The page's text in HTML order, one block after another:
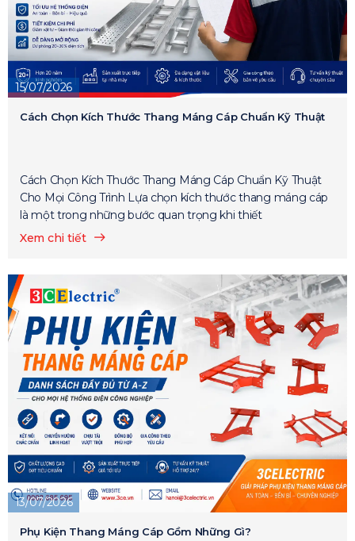
15/07/2026
Cách Chọn Kích Thước Thang Máng Cáp Chuẩn Kỹ Thuật
Cách Chọn Kích Thước Thang Máng Cáp Chuẩn Kỹ Thuật
Cho Mọi Công Trình Lựa chọn kích thước thang máng cáp
là một trong những bước quan trọng khi thiết
Xem chi tiết
13/07/2026
Phụ Kiện Thang Máng Cáp Gồm Những Gì?